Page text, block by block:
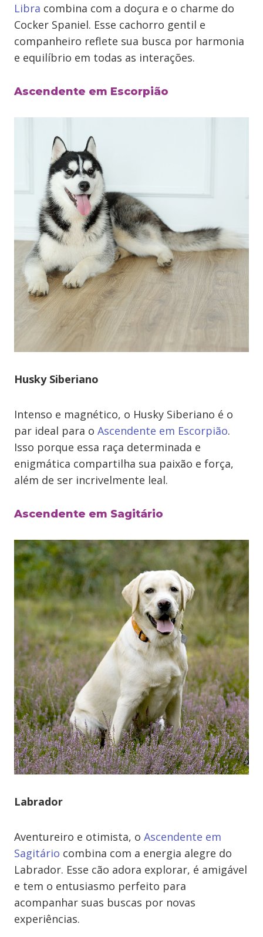
Libra combina com a doçura e o charme do
Cocker Spaniel. Esse cachorro gentil e
companheiro reflete sua busca por harmonia
e equilíbrio em todas as interações.
Ascendente em Escorpião
Husky Siberiano
Intenso e magnético, o Husky Siberiano é o
par ideal para o Ascendente em Escorpião.
Isso porque essa raça determinada e
enigmática compartilha sua paixão e força,
além de ser incrivelmente leal.
Ascendente em Sagitário
Labrador
Aventureiro e otimista, o Ascendente em
Sagitário combina com a energia alegre do
Labrador. Esse cão adora explorar, é amigável
e tem o entusiasmo perfeito para
acompanhar suas buscas por novas
experiências.